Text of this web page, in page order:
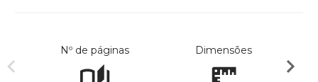
Nº de páginas Dimensões